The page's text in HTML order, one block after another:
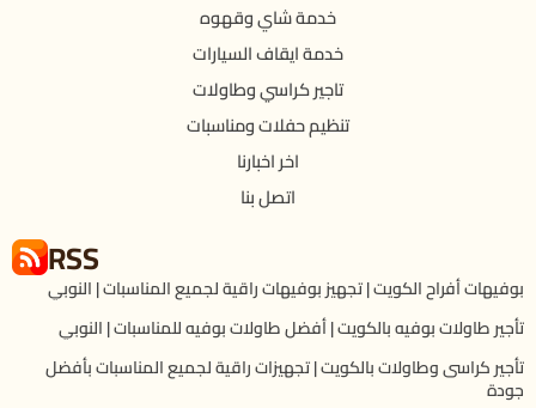
خدمة شاي وقهوه
خدمة ايقاف السيارات
تاجير كراسي وطاولات
تنظيم حفلات ومناسبات
اخر اخبارنا
اتصل بنا
RSS
بوفيهات أفراح الكويت | تجهيز بوفيهات راقية لجميع المناسبات | النوبي
تأجير طاولات بوفيه بالكويت | أفضل طاولات بوفيه للمناسبات | النوبي
تأجير كراسى وطاولات بالكويت | تجهيزات راقية لجميع المناسبات بأفضل
جودة